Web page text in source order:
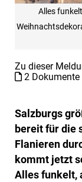
Alles
Zu dieser
2 Dokumente
Salzburgs
bereit für die
Flanieren
kommt jetzt
Alles funkelt,